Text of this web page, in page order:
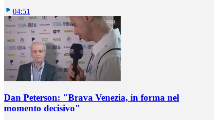
04:51
Dan Peterson: "Brava Venezia, in forma nel
momento decisivo"